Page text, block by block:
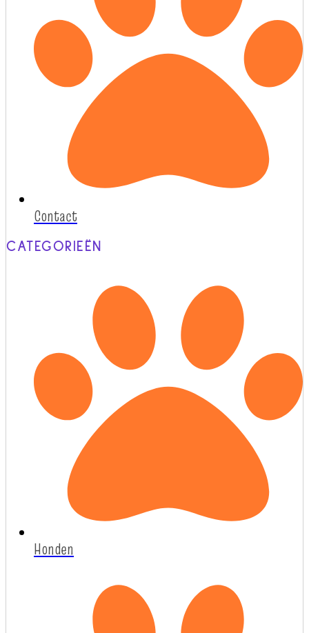
Contact
CATEGORIEËN
Honden